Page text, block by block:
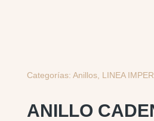
Categorías: Anillos, LINEA
ANILLO